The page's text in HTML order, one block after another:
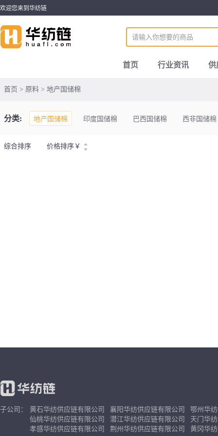
欢迎您来到华纺链
首页 行业资讯 供
首页 > 原料 > 地产国储棉
分类: 地产国储棉 印度国储棉 巴西国储棉 西非国储棉
综合排序 价格排序 ￥
子公司： 黄石华纺供应链有限公司 襄阳华纺供应链有限公司
鄂州华
仙桃华纺供应链有限公司
潜江华纺供应链有限公司
天门华
孝感华纺供应链有限公司
荆州华纺供应链有限公司 黄冈华